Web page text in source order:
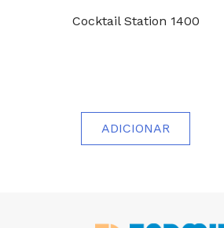
Cocktail Station 1400
ADICIONAR